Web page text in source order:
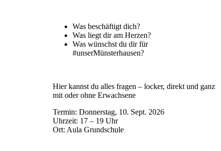
Was beschäftigt dich?
Was liegt dir am Herzen?
Was wünschst du dir für
#unserMünsterhausen?
Hier kannst du alles fragen – locker, direkt und ganz
mit oder ohne Erwachsene
Termin: Donnerstag, 10. Sept. 2026
Uhrzeit: 17 – 19 Uhr
Ort: Aula Grundschule